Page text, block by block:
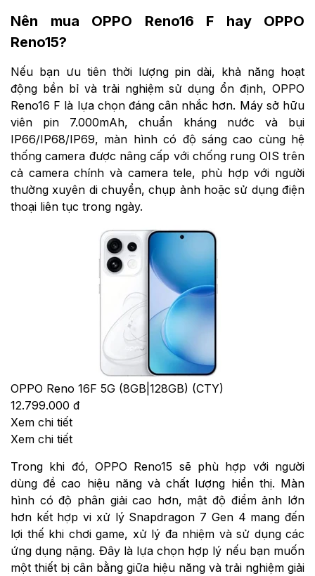
Nên mua OPPO Reno16 F hay OPPO
Reno15?
Nếu bạn ưu tiên thời lượng pin dài, khả năng hoạt
động bền bỉ và trải nghiệm sử dụng ổn định, OPPO
Reno16 F là lựa chọn đáng cân nhắc hơn. Máy sở hữu
viên pin 7.000mAh, chuẩn kháng nước và bụi
IP66/IP68/IP69, màn hình có độ sáng cao cùng hệ
thống camera được nâng cấp với chống rung OIS trên
cả camera chính và camera tele, phù hợp với người
thường xuyên di chuyển, chụp ảnh hoặc sử dụng điện
thoại liên tục trong ngày.
OPPO Reno 16F 5G (8GB|128GB) (CTY)
12.799.000 đ
Xem chi tiết
Xem chi tiết
Trong khi đó, OPPO Reno15 sẽ phù hợp với người
dùng đề cao hiệu năng và chất lượng hiển thị. Màn
hình có độ phân giải cao hơn, mật độ điểm ảnh lớn
hơn kết hợp vi xử lý Snapdragon 7 Gen 4 mang đến
lợi thế khi chơi game, xử lý đa nhiệm và sử dụng các
ứng dụng nặng. Đây là lựa chọn hợp lý nếu bạn muốn
một thiết bị cân bằng giữa hiệu năng và trải nghiệm giải